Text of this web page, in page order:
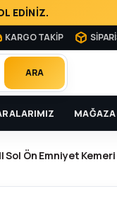
EDİNİZ.
KARGO TAKİP
ARA
Sol Ön Emniyet